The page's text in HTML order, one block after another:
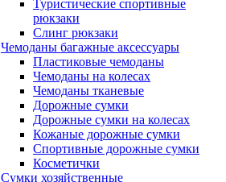
Туристические спортивные
рюкзаки
Слинг рюкзаки
Чемоданы багажные аксессуары
Пластиковые чемоданы
Чемоданы на колесах
Чемоданы тканевые
Дорожные сумки
Дорожные сумки на колесах
Кожаные дорожные сумки
Спортивные дорожные сумки
Косметички
Сумки хозяйственные